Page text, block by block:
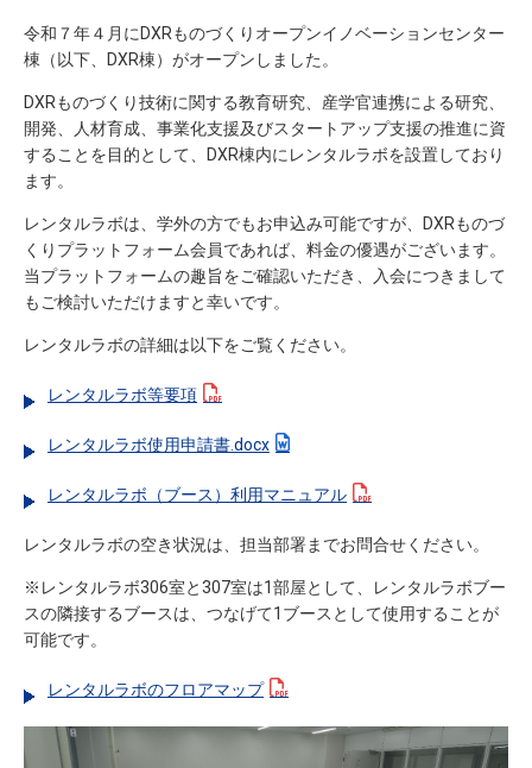
令和７年４月にDXRものづくりオープンイノベーションセンター
棟（以下、 DXR棟）がオープンしました。
DXRものづくり技術に関する教育研究、産学官連携による研究、
開発、人材育成、事業化支援及びスタートアップ支援の推進に資
することを目的として、 DXR棟内にレンタルラボを設置しており
ます。
レンタルラボは、学外の方でもお申込み可能ですが、DXRものづ
くりプラットフォーム会員であれば、料金の優遇がございます。
当プラットフォームの趣旨をご確認いただき、入会につきまして
もご検討いただけますと幸いです。
レンタルラボの詳細は以下をご覧ください。
レンタルラボ等要項
レンタルラボ使用申請書.docx
レンタルラボ（ブース）利用マニュアル
レンタルラボの空き状況は、担当部署までお問合せください。
※レンタルラボ306室と307室は1部屋として、レンタルラボブー
スの隣接するブースは、つなげて1 ブースとして使用することが
可能です。
レンタルラボのフロアマップ